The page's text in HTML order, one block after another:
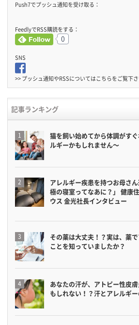
Push7でプッシュ通知を受け取る：
FeedlyでRSS購読をする：
0
SNS
>> プッシュ通知やRSSについてはこちらをご覧下
記事ランキング
猫を飼い始めてから体調がす
ルギーかもしれません〜
アレルギー疾患を持つお母さ
極の寝室ってなあに？」 健康
ウス 金光社長インタビュー
その薬は大丈夫！？実は、薬
ことを知っていましたか？
あなたの汗が、アトピー性皮
もしれない！？汗とアレルギ